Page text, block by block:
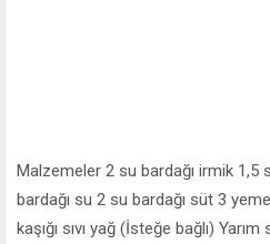
Malzemeler 2 su bardağı irmik 1,5
bardağı su 2 su bardağı süt 3
kaşığı sıvı yağ (İsteğe bağlı)